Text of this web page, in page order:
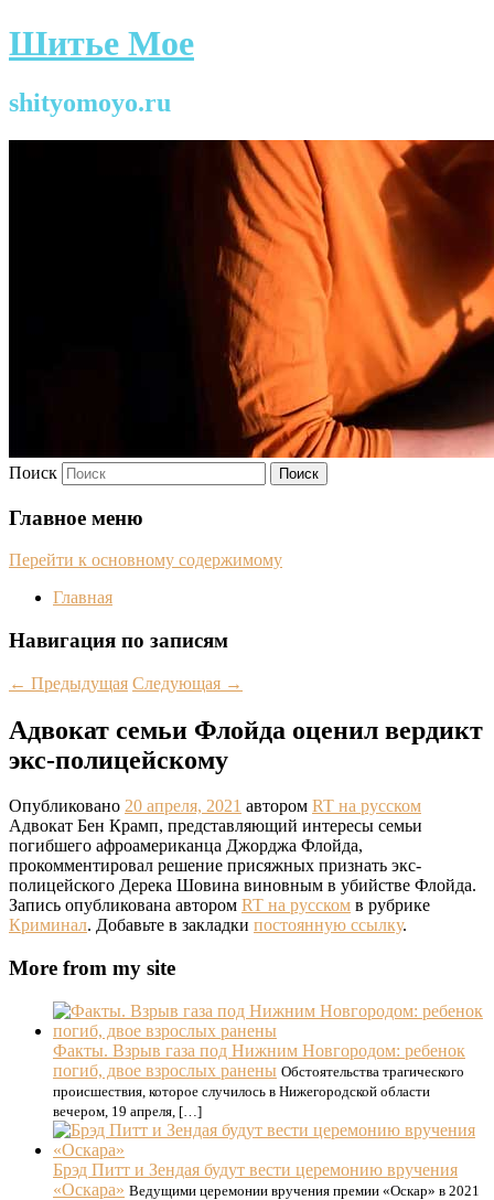
Шитье Мое
shityomoyo.ru
Поиск
Главное меню
Перейти к основному содержимому
Главная
Навигация по записям
← Предыдущая Следующая →
Адвокат семьи Флойда оценил вердикт
экс-полицейскому
Опубликовано 20 апреля, 2021 автором RT на русском
Адвокат Бен Крамп, представляющий интересы семьи
погибшего афроамериканца Джорджа Флойда,
прокомментировал решение присяжных признать экс-
полицейского Дерека Шовина виновным в убийстве Флойда.
Запись опубликована автором RT на русском в рубрике
Криминал. Добавьте в закладки постоянную ссылку.
More from my site
Факты. Взрыв газа под Нижним Новгородом: ребенок
погиб, двое взрослых ранены Обстоятельства трагического
происшествия, которое случилось в Нижегородской области
вечером, 19 апреля, […]
Брэд Питт и Зендая будут вести церемонию вручения
«Оскара» Ведущими церемонии вручения премии «Оскар» в 2021